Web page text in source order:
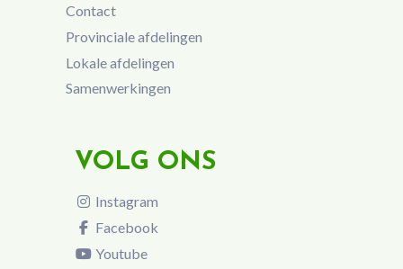
Contact
Provinciale afdelingen
Lokale afdelingen
Samenwerkingen
VOLG ONS
Instagram
Facebook
Youtube